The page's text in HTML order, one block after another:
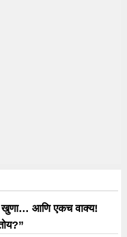
खुणा… आणि एकच वाक्य!